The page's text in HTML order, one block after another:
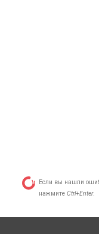
Если вы нашли
нажмите Ctrl+Enter.